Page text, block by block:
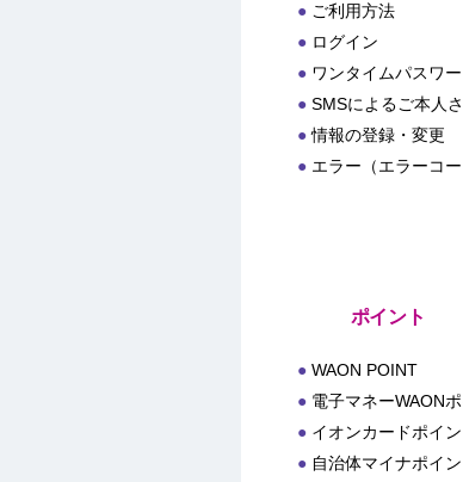
ご利用方法
ログイン
ワンタイムパスワ
SMSによるご本人
情報の登録・変更
エラー（エラーコー
ポイント
WAON POINT
電子マネーWAON
イオンカードポイ
自治体マイナポイン